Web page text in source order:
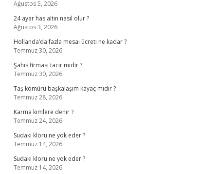
Ağustos 5, 2026
24 ayar has altın nasıl olur ?
Ağustos 3, 2026
Hollanda’da fazla mesai ücreti ne kadar ?
Temmuz 30, 2026
Şahıs firması tacir midir ?
Temmuz 30, 2026
Taş kömürü başkalaşım kayaç mıdır ?
Temmuz 28, 2026
Karma kimlere denir ?
Temmuz 24, 2026
Sudaki kloru ne yok eder ?
Temmuz 14, 2026
Sudaki kloru ne yok eder ?
Temmuz 14, 2026